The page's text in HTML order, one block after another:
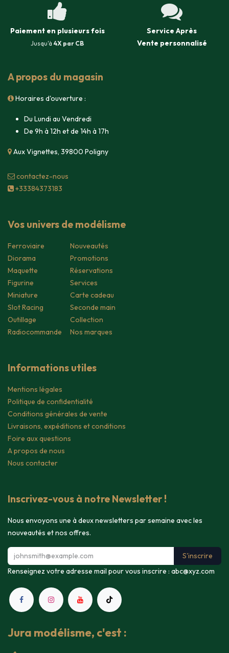
Paiement en plusieurs fois
Jusqu'à 4X par CB
Service Après
Vente personnalisé
A propos du magasin
Horaires d'ouverture :
Du Lundi au Vendredi
De 9h à 12h et de 14h à 17h
Aux Vignettes, 39800 Poligny
contacte​z-nous
+33384373183
Vos univers de modélisme
Ferroviaire
Diorama
Maquette
Figurine
Miniature
Slot Racing
Outillage
Radiocommande
Nouveautés
Promotions
Réservations
Services
Carte cadeau
Seconde main
Collection
Nos marques
Informations utiles
Mentions légales
Politique de confidentialité
Conditions générales de vente
Livraisons, expéditions et conditions
Foire aux questions
A propos de nous
Nous contacter
Inscrivez-vous à notre Newsletter !
Nous envoyons une à deux newsletters par semaine avec les
nouveautés et nos offres.
S'inscrire
Renseignez votre adresse mail pour vous inscrire : abc@xyz.com
Jura modélisme, c'est :